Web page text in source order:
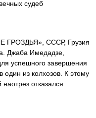
судеб
СССР, Грузия
Джаба Имедадзе,
успешного завершения
один из колхозов. К этому
отказался